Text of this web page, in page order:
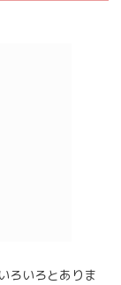
ろいろとありま